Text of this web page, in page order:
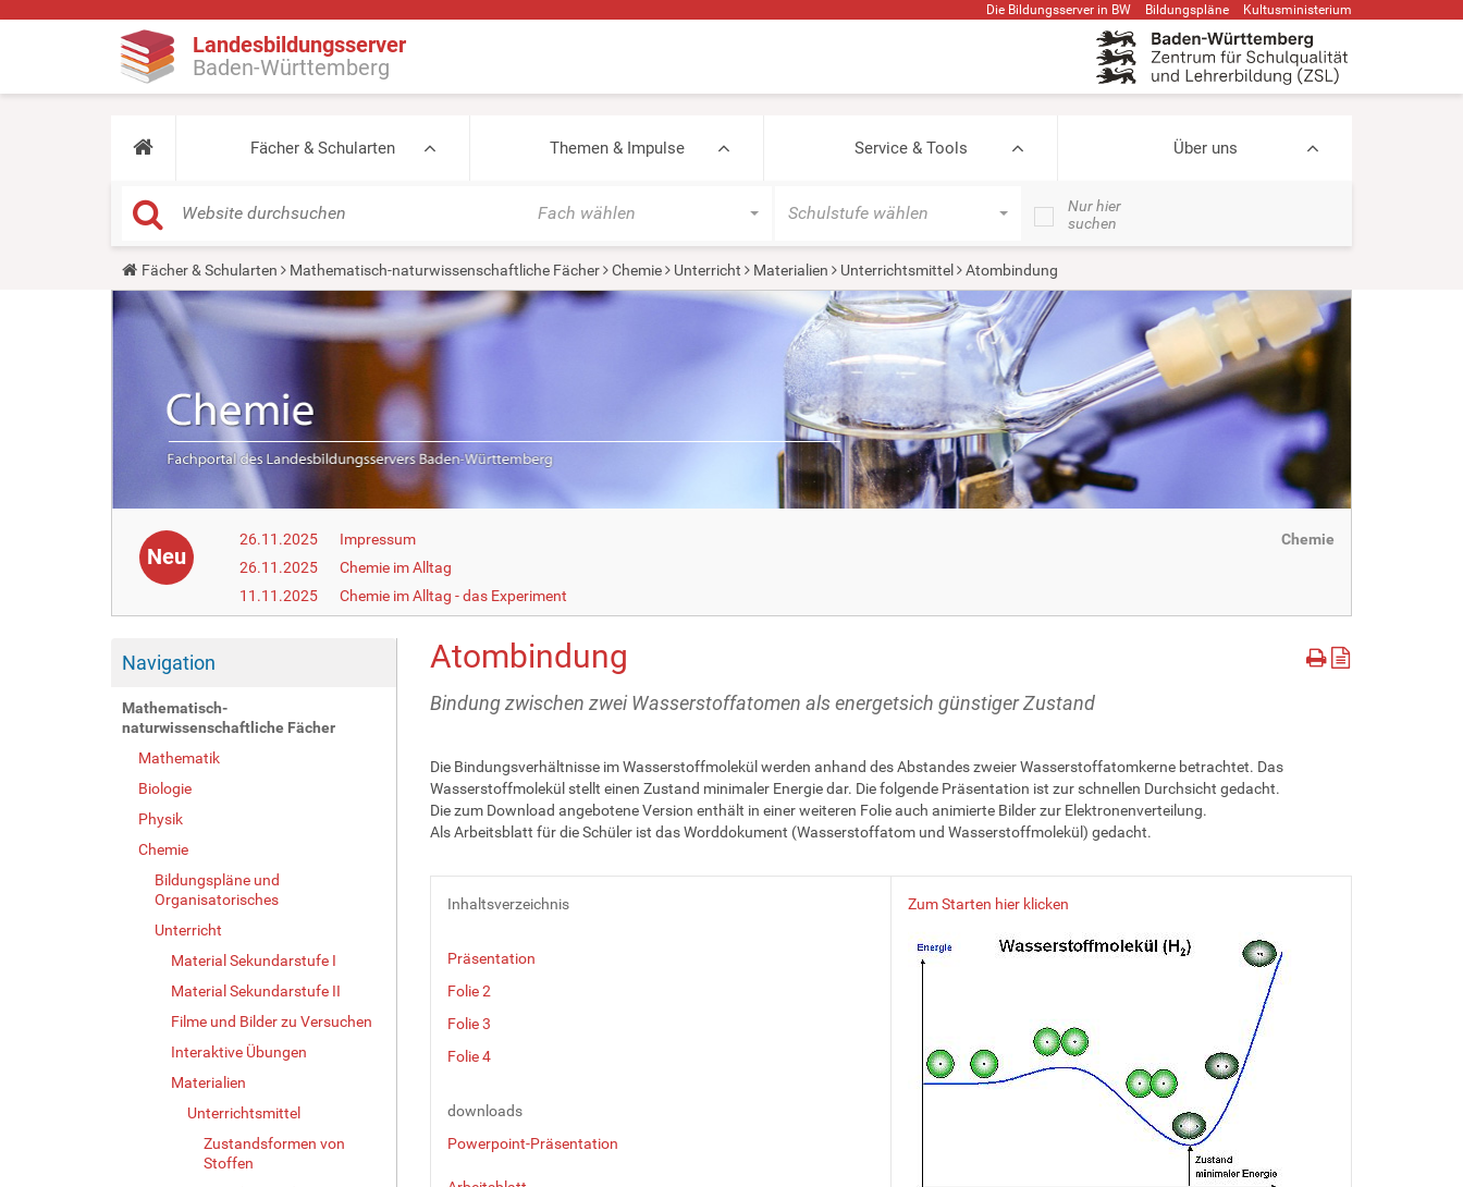
Die Bildungsserver in BW Bildungspläne Kultusministerium
Landesbildungsserver
Baden-Württemberg
Fächer & Schularten Themen & Impulse Service & Tools Über uns
Fach wählen Schulstufe wählen
Nur hier
suchen
Y
o
a
Fächer & Schularten Mathematisch-naturwissenschaftliche Fächer Chemie Unterricht Materialien Unterrichtsmittel Atombindung
Neu
26.11.2025
Impressum
26.11.2025
Chemie im Alltag
11.11.2025
Chemie im Alltag - das Experiment
Chemie
Navigation
Mathematisch-
naturwissenschaftliche Fächer
Mathematik
Biologie
Physik
Chemie
Bildungspläne und
Organisatorisches
Unterricht
Material Sekundarstufe I
Material Sekundarstufe II
Filme und Bilder zu Versuchen
Interaktive Übungen
Materialien
Unterrichtsmittel
Zustandsformen von
Stoffen
Atombindung
Bindung zwischen zwei Wasserstoffatomen als energetsich günstiger Zustand
Die Bindungsverhältnisse im Wasserstoffmolekül werden anhand des Abstandes zweier Wasserstoffatomkerne betrachtet. Das
Wasserstoffmolekül stellt einen Zustand minimaler Energie dar. Die folgende Präsentation ist zur schnellen Durchsicht gedacht.
Die zum Download angebotene Version enthält in einer weiteren Folie auch animierte Bilder zur Elektronenverteilung.
Als Arbeitsblatt für die Schüler ist das Worddokument (Wasserstoffatom und Wasserstoffmolekül) gedacht.
Inhaltsverzeichnis
Präsentation
Folie 2
Folie 3
Folie 4
downloads
Powerpoint-Präsentation
Zum Starten hier klicken